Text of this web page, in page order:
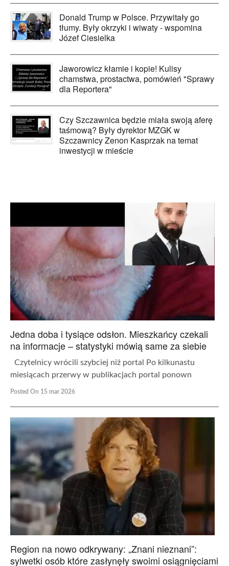
Donald Trump w Polsce. Przywitały go
tłumy. Były okrzyki i wiwaty - wspomina
Józef Ciesielka
Jaworowicz kłamie i kopie! Kulisy
chamstwa, prostactwa, pomówień "Sprawy
dla Reportera"
Czy Szczawnica będzie miała swoją aferę
taśmową? Były dyrektor MZGK w
Szczawnicy Zenon Kasprzak na temat
inwestycji w mieście
Jedna doba i tysiące odsłon. Mieszkańcy czekali
na informacje – statystyki mówią same za siebie
Czytelnicy wrócili szybciej niż portal Po kilkunastu
miesiącach przerwy w publikacjach portal ponown
Posted On 15 mar 2026
Region na nowo odkrywany: „Znani nieznani”:
sylwetki osób które zasłynęły swoimi osiągnięciami